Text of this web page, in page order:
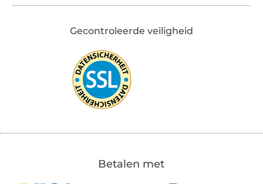
Gecontroleerde veiligheid
Betalen met